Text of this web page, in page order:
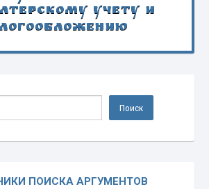
учету и
ПОИСКА АРГУМЕНТОВ